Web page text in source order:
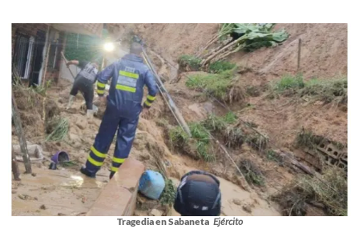
Tragedia en Sabaneta Ejército